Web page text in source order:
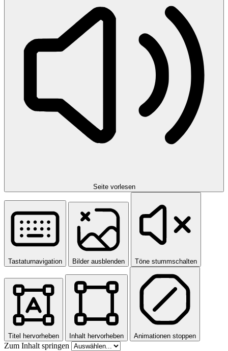
Seite vorlesen
Tastaturnavigation Bilder ausblenden Töne stummschalten
Titel hervorheben Inhalt hervorheben Animationen stoppen
Zum Inhalt springen